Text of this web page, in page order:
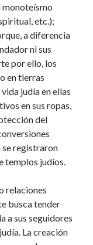
monoteísmo
etc.);
a diferencia
ni sus
por ello, los
en tierras
judía en ellas
en sus ropas,
del
se registraron
templos judíos.
relaciones
busca tender
a sus seguidores
La creación